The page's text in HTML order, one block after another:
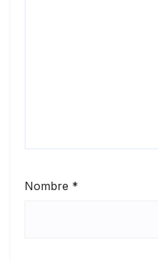
Nombre *